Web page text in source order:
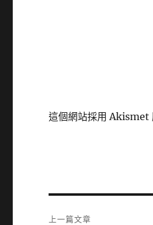
這個網站採用 Akismet
上一篇文章